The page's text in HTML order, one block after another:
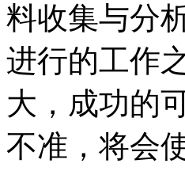
料收集与分
进行的工作
大，成功的
不准，将会